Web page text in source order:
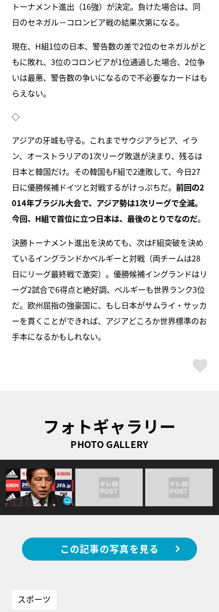
トーナメント進出（16強）が決定。負けた場合は、同
日のセネガル－コロンビア戦の結果次第になる。
現在、H組1位の日本、警告数の差で2位のセネガルがと
もに敗れ、3位のコロンビアが1位通過した場合、2位争
いは最悪、警告数の争いになるので不必要なカードはも
らえない。
◇
アジアの牙城も守る。これまでサウジアラビア、イラ
ン、オーストラリアの1次リーグ敗退が決まり、残るは
日本と韓国だけ。その韓国もF組で2連敗して、今日27
日に優勝候補ドイツと対戦するがけっぷちだ。 前回の2
014年ブラジル大会で、アジア勢は1次リーグで全滅。
今回、H組で首位に立つ日本は、最後のとりでなのだ。
決勝トーナメント進出を決めても、次はF組突破を決め
ているイングランドかベルギーと対戦（両チームは28
日にリーグ最終戦で激突）。優勝候補イングランドはリ
ーグ2試合で6得点と絶好調、ベルギーも世界ランク3位
だ。欧州屈指の強豪国に、もし日本がサムライ・サッカ
ーを貫くことができれば、アジアどころか世界標準のお
手本になるかもしれない。
フォトギャラリー
PHOTO GALLERY
この記事の写真を見る
スポーツ